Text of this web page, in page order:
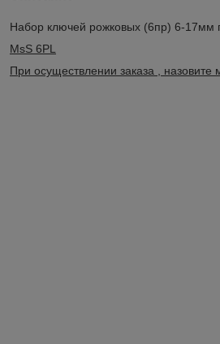
Набор ключей рожковых (6пр) 6-17мм
MsS 6PL
При осуществлении заказа , назовите